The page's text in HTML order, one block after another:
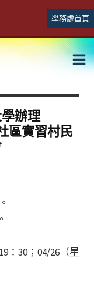
學務處首頁
辦理
區實習村民
：30；04/26（星